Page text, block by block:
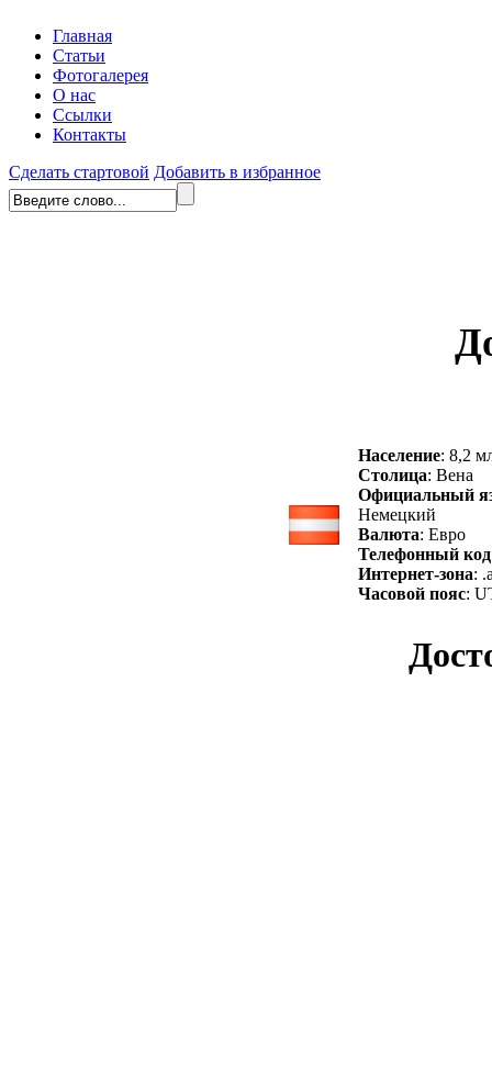
Главная
Статьи
Фотогалерея
О нас
Ссылки
Контакты
Сделать стартовой Добавить в избранное
Население: 8,2
Столица: Вена
Официальный
Немецкий
Валюта: Евро
Телефонный код
Интернет-зона:
Часовой пояс: